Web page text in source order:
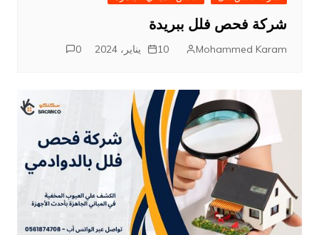
شركة فحص فلل ببريدة
Mohammed Karam 10 يناير، 2024 0